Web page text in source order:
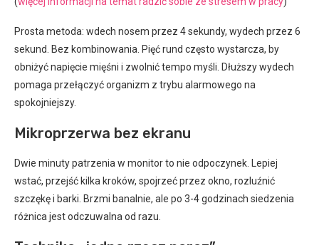
Prosta metoda: wdech nosem przez 4 sekundy, wydech przez 6
sekund. Bez kombinowania. Pięć rund często wystarcza, by
obniżyć napięcie mięśni i zwolnić tempo myśli. Dłuższy wydech
pomaga przełączyć organizm z trybu alarmowego na
spokojniejszy.
Mikroprzerwa bez ekranu
Dwie minuty patrzenia w monitor to nie odpoczynek. Lepiej
wstać, przejść kilka kroków, spojrzeć przez okno, rozluźnić
szczękę i barki. Brzmi banalnie, ale po 3-4 godzinach siedzenia
różnica jest odczuwalna od razu.